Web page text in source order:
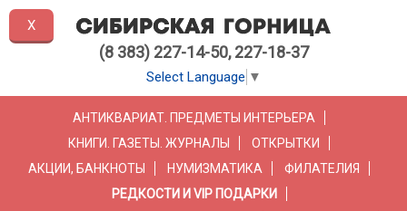
(8 383) 227-14-50, 227-18-37
Select Language ▼
АНТИКВАРИАТ. ПРЕДМЕТЫ ИНТЕРЬЕРА
КНИГИ. ГАЗЕТЫ. ЖУРНАЛЫ
ОТКРЫТКИ
АКЦИИ, БАНКНОТЫ
НУМИЗМАТИКА
ФИЛАТЕЛИЯ
РЕДКОСТИ И VIP ПОДАРКИ
X